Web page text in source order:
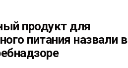
продукт для
питания назвали в